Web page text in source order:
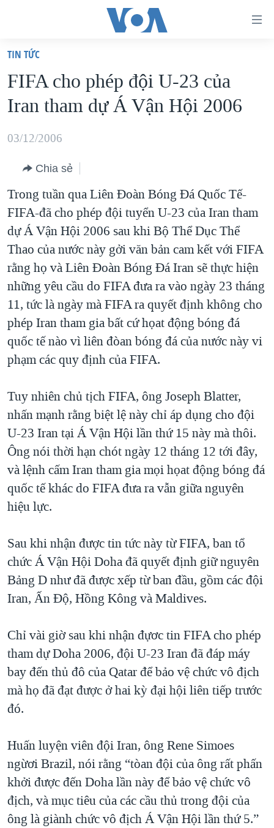
truy
cập
Tới
dung
chính
điều
hướng
chính
Đi
tới
"Tìm"
VIỆT NAM
HOA KỲ
BIỂN ĐÔNG
BLOG
DIỄN ĐÀN
MỤC
TỰ DO BÁO CHÍ
VẠCH TRẦN TIN GIẢ
NGƯỜI VIỆT HẢI NGOẠI
ĐỜI SỐNG
KINH TẾ
KHOA HỌC
VĂN HOÁ
THỂ THAO
CHUYÊN ĐỀ
CHIẾN TRANH THƯƠNG MẠI CỦA MỸ: QUÁ KHỨ VÀ HIỆN
TẠI
HÀNH TRÌNH BẦU CỬ 2024
MỘT NĂM CHIẾN TRANH TẠI DẢI GAZA
GIẢI MÃ VÀNH ĐAI & CON ĐƯỜNG
NGÀY TỊ NẠN THẾ GIỚI
GROUND ZERO – XƯA VÀ NAY
CHI PHÍ CHIẾN TRANH AFGHANISTAN
CÁC GIÁ TRỊ CỘNG HÒA Ở VIỆT NAM
THƯỢNG ĐỈNH TRUMP-KIM TẠI VIỆT NAM
TRỊNH VĨNH BÌNH VS. CHÍNH PHỦ VIỆT NAM
BÊN KIA QUỐC LỘ: TIẾNG VỌNG TỪ NÔNG THÔN MỸ
QUAN HỆ VIỆT MỸ
HỌC TIẾNG ANH
VIDEO
NGHE
MẠNG XÃ HỘI
Ngôn ngữ khác
TIN TỨC
FIFA cho phép đội U-23 của
Iran tham dự Á Vận Hội 2006
03/12/2006
Chia sẻ
Trong tuần qua Liên Đoàn Bóng Đá Quốc Tế-
FIFA-đã cho phép đội tuyển U-23 của Iran tham
dự Á Vận Hội 2006 sau khi Bộ Thể Dục Thể
Thao của nước này gởi văn bản cam kết với FIFA
rằng họ và Liên Đoàn Bóng Đá Iran sẽ thực hiện
những yêu cầu do FIFA đưa ra vào ngày 23 tháng
11, tức là ngày mà FIFA ra quyết định không cho
phép Iran tham gia bất cứ họat động bóng đá
quốc tế nào vì liên đòan bóng đá của nước này vi
phạm các quy định của FIFA.
Tuy nhiên chủ tịch FIFA, ông Joseph Blatter,
nhấn mạnh rằng biệt lệ này chỉ áp dụng cho đội
U-23 Iran tại Á Vận Hội lần thứ 15 này mà thôi.
Ông nói thời hạn chót ngày 12 tháng 12 tới đây,
và lệnh cấm Iran tham gia mọi họat động bóng đá
quốc tế khác do FIFA đưa ra vẫn giữa nguyên
hiệu lực.
Sau khi nhận được tin tức này từ FIFA, ban tổ
chức Á Vận Hội Doha đã quyết định giữ nguyên
Bảng D như đã được xếp từ ban đầu, gồm các đội
Iran, Ấn Độ, Hồng Kông và Maldives.
Chỉ vài giờ sau khi nhận đựơc tin FIFA cho phép
tham dự Doha 2006, đội U-23 Iran đã đáp máy
bay đến thủ đô của Qatar để bảo vệ chức vô địch
mà họ đã đạt được ở hai kỳ đại hội liên tiếp trước
đó.
Huấn luyện viên đội Iran, ông Rene Simoes
ngừơi Brazil, nói rằng “tòan đội của ông rất phấn
khởi được đến Doha lần này để bảo vệ chức vô
địch, và mục tiêu của các cầu thủ trong đội của
ông là giành chức vô địch Á Vận Hội lần thứ 5.”